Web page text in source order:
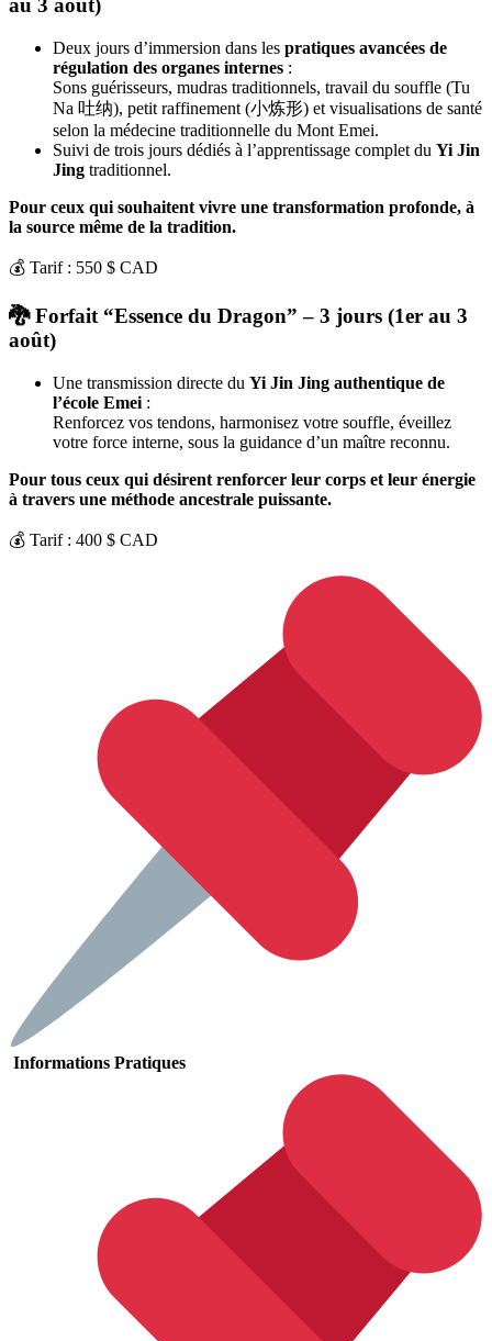
au 3 août)
Deux jours d’immersion dans les pratiques avancées de
régulation des organes internes :
Sons guérisseurs, mudras traditionnels, travail du souffle (Tu
Na 吐纳), petit raffinement (小炼形) et visualisations de santé
selon la médecine traditionnelle du Mont Emei.
Suivi de trois jours dédiés à l’apprentissage complet du Yi Jin
Jing traditionnel.
Pour ceux qui souhaitent vivre une transformation profonde, à
la source même de la tradition.
💰 Tarif : 550 $ CAD
🐉Forfait “Essence du Dragon” – 3 jours (1er au 3
août)
Une transmission directe du Yi Jin Jing authentique de
l’école Emei :
Renforcez vos tendons, harmonisez votre souffle, éveillez
votre force interne, sous la guidance d’un maître reconnu.
Pour tous ceux qui désirent renforcer leur corps et leur énergie
à travers une méthode ancestrale puissante.
💰 Tarif : 400 $ CAD
Informations Pratiques